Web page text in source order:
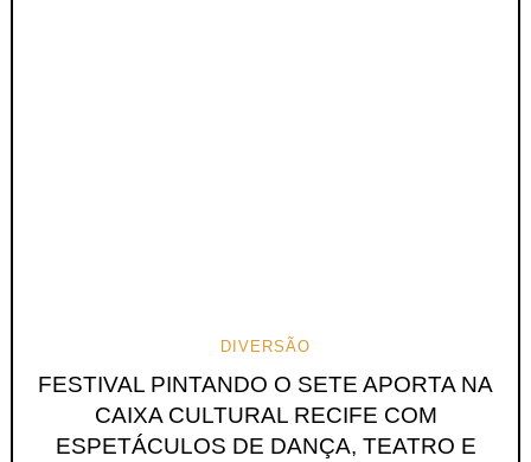
DIVERSÃO
FESTIVAL PINTANDO O SETE APORTA NA
CAIXA CULTURAL RECIFE COM
ESPETÁCULOS DE DANÇA, TEATRO E